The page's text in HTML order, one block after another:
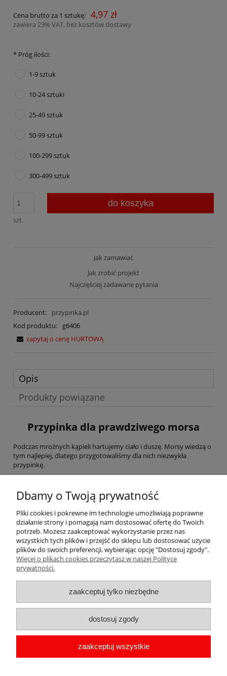
Cena brutto za 1 sztukę: 4,97 zł
zawiera 23% VAT, bez kosztów dostawy
* Próg ilości:
1-9 sztuk
10-24 sztuki
25-49 sztuk
50-99 sztuk
100-299 sztuk
300-499 sztuk
szt.
do koszyka
Jak zamawiać
Jak zrobić projekt
Najczęściej zadawane pytania
Producent:
przypinka.pl
Kod produktu:
g6406
zapytaj o cenę HURTOWĄ
Opis
Produkty powiązane
Przypinka dla prawdziwego morsa
Podczas mroźnych kąpieli hartujemy ciało i duszę. Morsy wiedzą o
tym najlepiej, dlatego przygotowaliśmy dla nich niezwykła
przypinkę.
Tło w odcieniach szarości z grafiką wodnej fali. Po środku przypinki
widnieje obrazek głowy groźnego morsa. Po obrzeżach przypinki
Przypinka o średnicy 56 mm zapinana z tyłu na agrafkę.
Pomoc
Moje konto
Płatności i dostawa
Informacje
O nas
Dbamy o Twoją prywatność
Pliki cookies i pokrewne im technologie umożliwiają poprawne
działanie strony i pomagają nam dostosować ofertę do Twoich
potrzeb. Możesz zaakceptować wykorzystanie przez nas
wszystkich tych plików i przejść do sklepu lub dostosować użycie
plików do swoich preferencji, wybierając opcję "Dostosuj zgody".
Więcej o plikach cookies przeczytasz w naszej Polityce
prywatności.
zaakceptuj tylko niezbędne
dostosuj zgody
zaakceptuj wszystkie